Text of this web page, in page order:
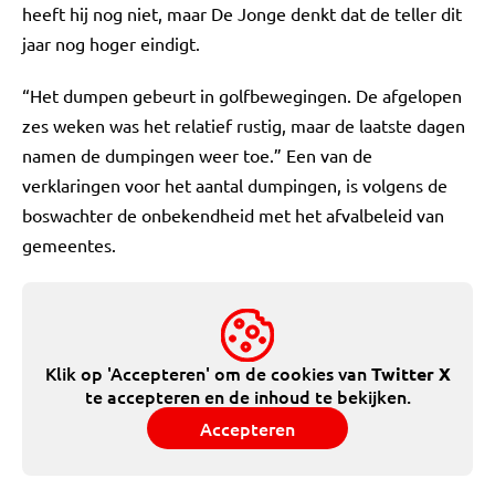
heeft hij nog niet, maar De Jonge denkt dat de teller dit
jaar nog hoger eindigt.
“Het dumpen gebeurt in golfbewegingen. De afgelopen
zes weken was het relatief rustig, maar de laatste dagen
namen de dumpingen weer toe.” Een van de
verklaringen voor het aantal dumpingen, is volgens de
boswachter de onbekendheid met het afvalbeleid van
gemeentes.
Klik op 'Accepteren' om de cookies vanTwitter X
te accepteren en de inhoud te bekijken.
Accepteren